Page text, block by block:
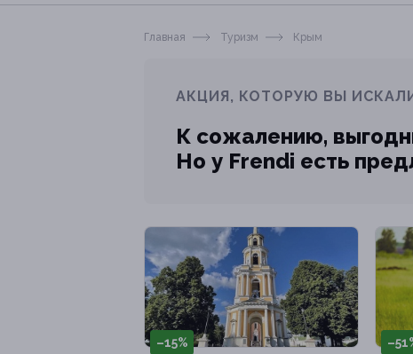
Главная Туризм Крым
АКЦИЯ, КОТОРУЮ ВЫ
К сожалению,
Но у Frendi есть
–15%